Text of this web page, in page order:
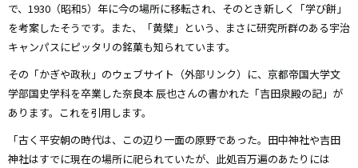
で、1930（昭和5）年に今の場所に移転され、そのとき新しく「学び餅」
を考案したそうです。また、「黄檗」という、まさに研究所群のある宇治
キャンパスにピッタリの銘菓も知られています。
その「かぎや政秋」のウェブサイト（外部リンク）に、京都帝国大学文
学部国史学科を卒業した奈良本 辰也さんの書かれた「吉田泉殿の記」が
あります。これを引用します。
「古く平安朝の時代は、この辺り一面の原野であった。田中神社や吉田
神社はすでに現在の場所に祀られていたが、此処百万遍のあたりには